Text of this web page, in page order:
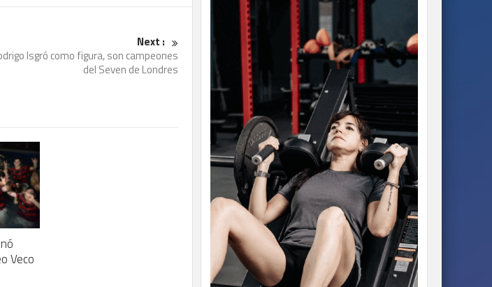
Next :
Isgró como figura, son campeones
del Seven de Londres
Veco